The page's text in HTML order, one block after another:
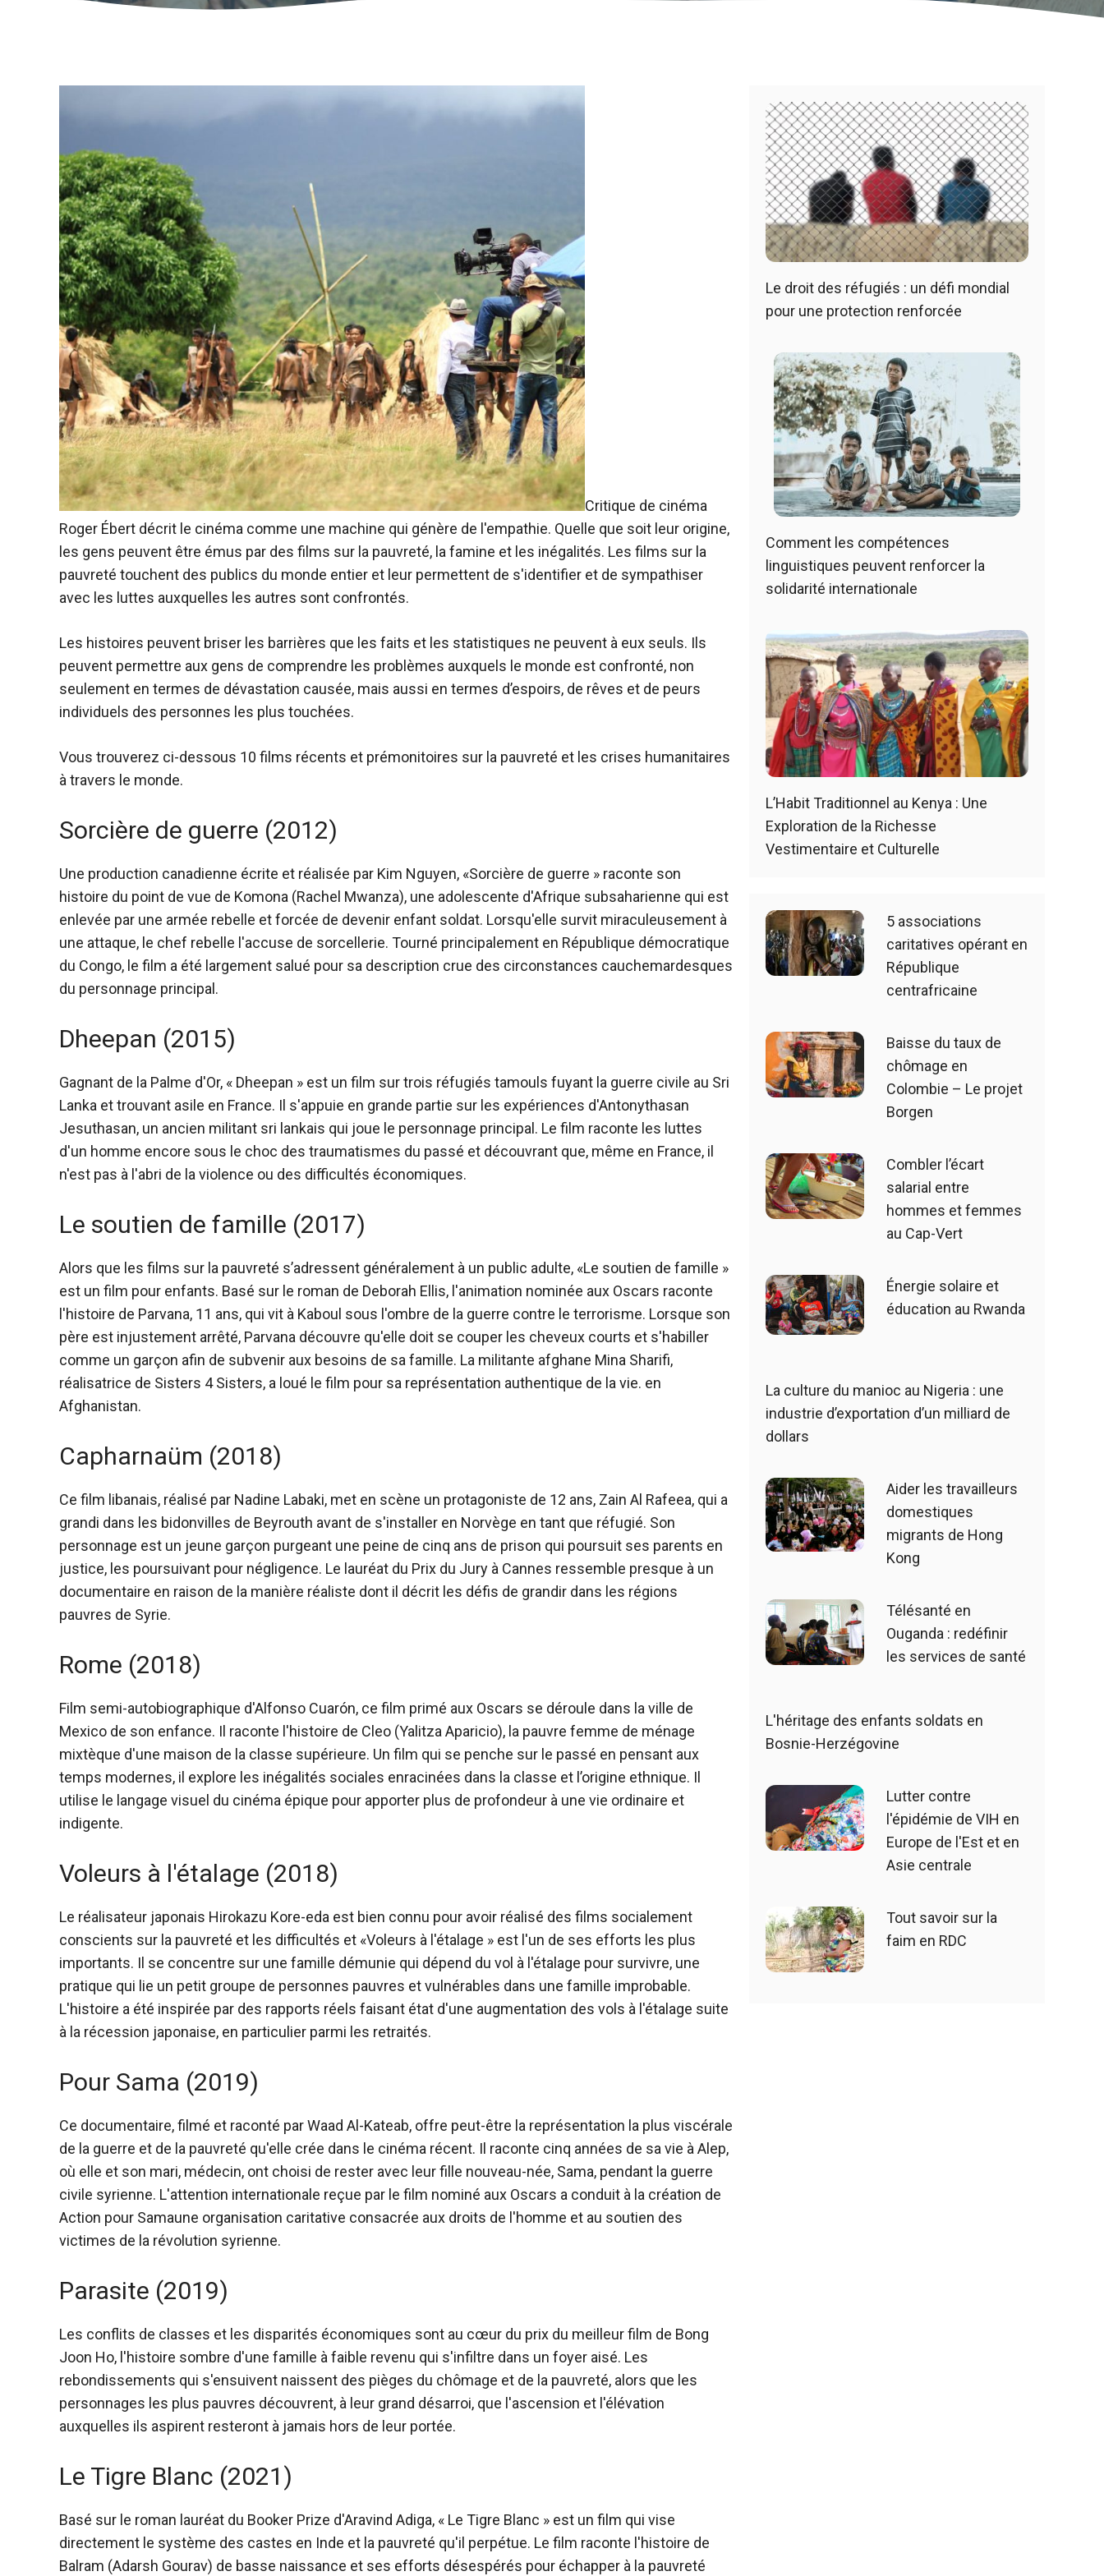
Critique de cinéma
Roger Ébert décrit le cinéma comme une machine qui génère de l'empathie. Quelle que soit leur origine,
les gens peuvent être émus par des films sur la pauvreté, la famine et les inégalités. Les films sur la
pauvreté touchent des publics du monde entier et leur permettent de s'identifier et de sympathiser
avec les luttes auxquelles les autres sont confrontés.
Les histoires peuvent briser les barrières que les faits et les statistiques ne peuvent à eux seuls. Ils
peuvent permettre aux gens de comprendre les problèmes auxquels le monde est confronté, non
seulement en termes de dévastation causée, mais aussi en termes d’espoirs, de rêves et de peurs
individuels des personnes les plus touchées.
Vous trouverez ci-dessous 10 films récents et prémonitoires sur la pauvreté et les crises humanitaires
à travers le monde.
Sorcière de guerre (2012)
Une production canadienne écrite et réalisée par Kim Nguyen, «Sorcière de guerre » raconte son
histoire du point de vue de Komona (Rachel Mwanza), une adolescente d'Afrique subsaharienne qui est
enlevée par une armée rebelle et forcée de devenir enfant soldat. Lorsqu'elle survit miraculeusement à
une attaque, le chef rebelle l'accuse de sorcellerie. Tourné principalement en République démocratique
du Congo, le film a été largement salué pour sa description crue des circonstances cauchemardesques
du personnage principal.
Dheepan (2015)
Gagnant de la Palme d'Or, « Dheepan » est un film sur trois réfugiés tamouls fuyant la guerre civile au Sri
Lanka et trouvant asile en France. Il s'appuie en grande partie sur les expériences d'Antonythasan
Jesuthasan, un ancien militant sri lankais qui joue le personnage principal. Le film raconte les luttes
d'un homme encore sous le choc des traumatismes du passé et découvrant que, même en France, il
n'est pas à l'abri de la violence ou des difficultés économiques.
Le soutien de famille (2017)
Alors que les films sur la pauvreté s’adressent généralement à un public adulte, «Le soutien de famille »
est un film pour enfants. Basé sur le roman de Deborah Ellis, l'animation nominée aux Oscars raconte
l'histoire de Parvana, 11 ans, qui vit à Kaboul sous l'ombre de la guerre contre le terrorisme. Lorsque son
père est injustement arrêté, Parvana découvre qu'elle doit se couper les cheveux courts et s'habiller
comme un garçon afin de subvenir aux besoins de sa famille. La militante afghane Mina Sharifi,
réalisatrice de Sisters 4 Sisters, a loué le film pour sa représentation authentique de la vie. en
Afghanistan.
Capharnaüm (2018)
Ce film libanais, réalisé par Nadine Labaki, met en scène un protagoniste de 12 ans, Zain Al Rafeea, qui a
grandi dans les bidonvilles de Beyrouth avant de s'installer en Norvège en tant que réfugié. Son
personnage est un jeune garçon purgeant une peine de cinq ans de prison qui poursuit ses parents en
justice, les poursuivant pour négligence. Le lauréat du Prix du Jury à Cannes ressemble presque à un
documentaire en raison de la manière réaliste dont il décrit les défis de grandir dans les régions
pauvres de Syrie.
Rome (2018)
Film semi-autobiographique d'Alfonso Cuarón, ce film primé aux Oscars se déroule dans la ville de
Mexico de son enfance. Il raconte l'histoire de Cleo (Yalitza Aparicio), la pauvre femme de ménage
mixtèque d'une maison de la classe supérieure. Un film qui se penche sur le passé en pensant aux
temps modernes, il explore les inégalités sociales enracinées dans la classe et l’origine ethnique. Il
utilise le langage visuel du cinéma épique pour apporter plus de profondeur à une vie ordinaire et
indigente.
Voleurs à l'étalage (2018)
Le réalisateur japonais Hirokazu Kore-eda est bien connu pour avoir réalisé des films socialement
conscients sur la pauvreté et les difficultés et «Voleurs à l'étalage » est l'un de ses efforts les plus
importants. Il se concentre sur une famille démunie qui dépend du vol à l'étalage pour survivre, une
pratique qui lie un petit groupe de personnes pauvres et vulnérables dans une famille improbable.
L'histoire a été inspirée par des rapports réels faisant état d'une augmentation des vols à l'étalage suite
à la récession japonaise, en particulier parmi les retraités.
Pour Sama (2019)
Ce documentaire, filmé et raconté par Waad Al-Kateab, offre peut-être la représentation la plus viscérale
de la guerre et de la pauvreté qu'elle crée dans le cinéma récent. Il raconte cinq années de sa vie à Alep,
où elle et son mari, médecin, ont choisi de rester avec leur fille nouveau-née, Sama, pendant la guerre
civile syrienne. L'attention internationale reçue par le film nominé aux Oscars a conduit à la création de
Action pour Samaune organisation caritative consacrée aux droits de l'homme et au soutien des
victimes de la révolution syrienne.
Parasite (2019)
Les conflits de classes et les disparités économiques sont au cœur du prix du meilleur film de Bong
Joon Ho, l'histoire sombre d'une famille à faible revenu qui s'infiltre dans un foyer aisé. Les
rebondissements qui s'ensuivent naissent des pièges du chômage et de la pauvreté, alors que les
personnages les plus pauvres découvrent, à leur grand désarroi, que l'ascension et l'élévation
auxquelles ils aspirent resteront à jamais hors de leur portée.
Le Tigre Blanc (2021)
Basé sur le roman lauréat du Booker Prize d'Aravind Adiga, « Le Tigre Blanc » est un film qui vise
directement le système des castes en Inde et la pauvreté qu'il perpétue. Le film raconte l'histoire de
Balram (Adarsh ​​Gourav) de basse naissance et ses efforts désespérés pour échapper à la pauvreté
Le droit des réfugiés : un défi mondial
pour une protection renforcée
Comment les compétences
linguistiques peuvent renforcer la
solidarité internationale
L’Habit Traditionnel au Kenya : Une
Exploration de la Richesse
Vestimentaire et Culturelle
5 associations
caritatives opérant en
République
centrafricaine
Baisse du taux de
chômage en
Colombie – Le projet
Borgen
Combler l’écart
salarial entre
hommes et femmes
au Cap-Vert
Énergie solaire et
éducation au Rwanda
La culture du manioc au Nigeria : une
industrie d’exportation d’un milliard de
dollars
Aider les travailleurs
domestiques
migrants de Hong
Kong
Télésanté en
Ouganda : redéfinir
les services de santé
L'héritage des enfants soldats en
Bosnie-Herzégovine
Lutter contre
l'épidémie de VIH en
Europe de l'Est et en
Asie centrale
Tout savoir sur la
faim en RDC